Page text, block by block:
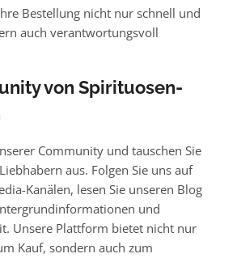
Bestellung nicht nur schnell und
auch verantwortungsvoll
von Spirituosen-
Community und tauschen Sie
aus. Folgen Sie uns auf
Kanälen, lesen Sie unseren Blog
und
Unsere Plattform bietet nicht nur
Kauf, sondern auch zum